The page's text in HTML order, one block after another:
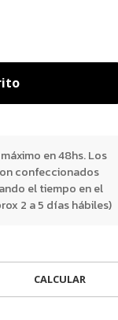
en 48hs. Los
confeccionados
el tiempo en el
2 a 5 días hábiles)
CALCULAR